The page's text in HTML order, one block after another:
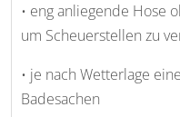
• eng anliegende Hose
um Scheuerstellen zu
• je nach Wetterlage
Badesachen